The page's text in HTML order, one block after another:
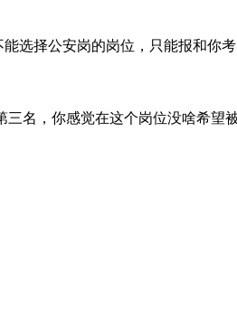
择公安岗的岗位，只能报和你考
，你感觉在这个岗位没啥希望